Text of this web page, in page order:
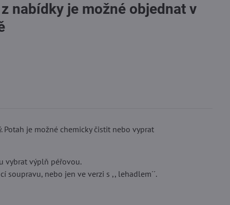
nabídky je možné objednat v
je možné chemicky čistit nebo vyprat
vybrat výplň péřovou.
nebo jen ve verzi s ,, lehadlem´´.